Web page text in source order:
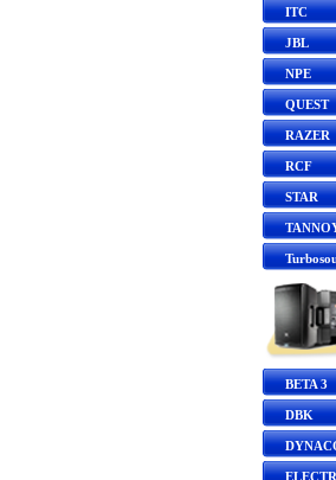
ITC
JBL
NPE
QUEST
RAZER
RCF
STAR
BETA 3
DBK